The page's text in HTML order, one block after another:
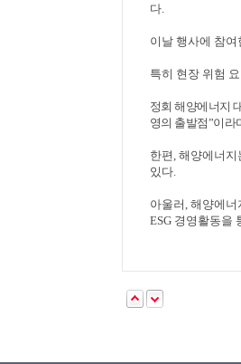
다.
이날 행사에 참
특히 현장 위험
정회 해양에너지
영의 출발점”이라
한편, 해양에너지
있다.
아울러, 해양에너
ESG 경영활동을